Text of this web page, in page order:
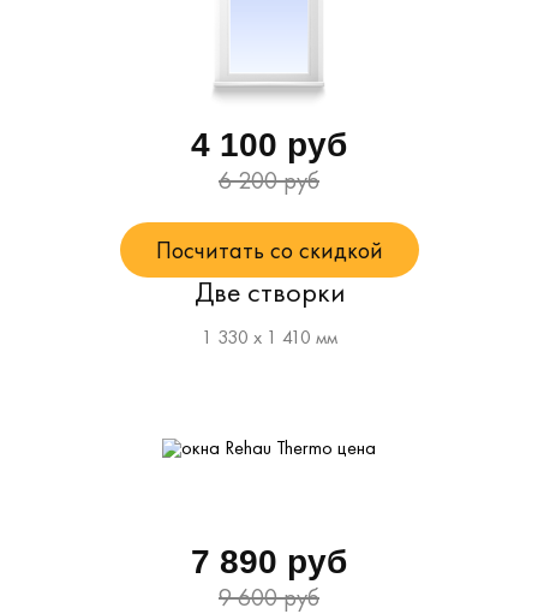
4 100 руб
6 200 руб
Посчитать со скидкой
Две створки
1 330 х 1 410 мм
7 890 руб
9 600 руб